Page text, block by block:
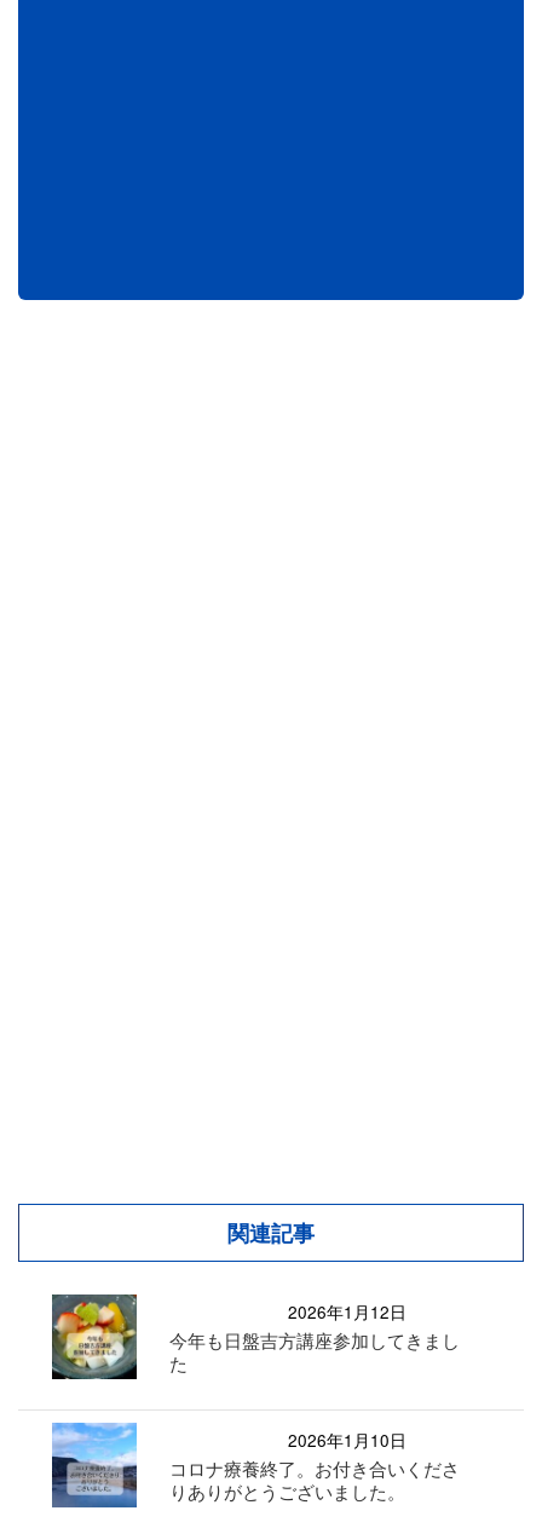
関連記事
2026年1月12日
今年も日盤吉方講座参加してきまし
た
2026年1月10日
コロナ療養終了。お付き合いくださ
りありがとうございました。